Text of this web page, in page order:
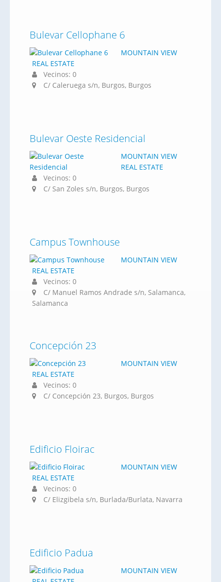
Bulevar Cellophane 6
MOUNTAIN VIEW
REAL ESTATE
Vecinos: 0
C/ Caleruega s/n, Burgos, Burgos
Bulevar Oeste Residencial
MOUNTAIN VIEW
REAL ESTATE
Vecinos: 0
C/ San Zoles s/n, Burgos, Burgos
Campus Townhouse
MOUNTAIN VIEW
REAL ESTATE
Vecinos: 0
C/ Manuel Ramos Andrade s/n, Salamanca,
Salamanca
Concepción 23
MOUNTAIN VIEW
REAL ESTATE
Vecinos: 0
C/ Concepción 23, Burgos, Burgos
Edificio Floirac
MOUNTAIN VIEW
REAL ESTATE
Vecinos: 0
C/ Elizgibela s/n, Burlada/Burlata, Navarra
Edificio Padua
MOUNTAIN VIEW